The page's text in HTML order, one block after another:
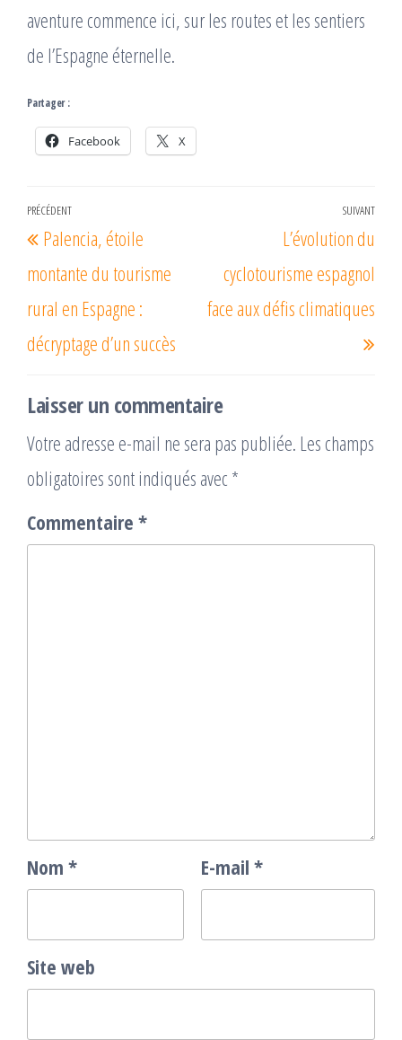
aventure commence ici, sur les routes et les sentiers
de l’Espagne éternelle.
Partager :
Facebook X
Navigation
de
l’article
Article
précédent
PRÉCÉDENT
Palencia, étoile
montante du tourisme
rural en Espagne :
décryptage d’un succès
SUIVANT
L’évolution du
cyclotourisme espagnol
face aux défis climatiques
Laisser un commentaire
Votre adresse e-mail ne sera pas publiée. Les champs
obligatoires sont indiqués avec *
Commentaire *
Nom * E-mail *
Site web